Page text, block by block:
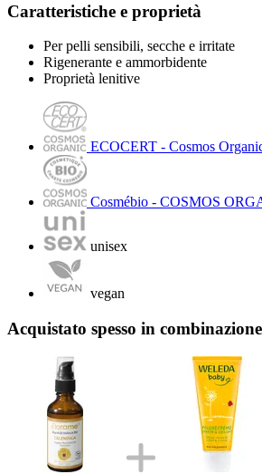
Caratteristiche e proprietà
Per pelli sensibili, secche e irritate
Rigenerante e ammorbidente
Proprietà lenitive
ECOCERT - Cosmos
Cosmébio - COSMOS
unisex
vegan
Acquistato spesso in